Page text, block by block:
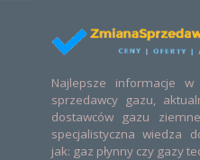
Najlepsze informacje
sprzedawcy gazu,
dostawców gazu
specjalistyczna wiedza
jak: gaz płynny czy gazy